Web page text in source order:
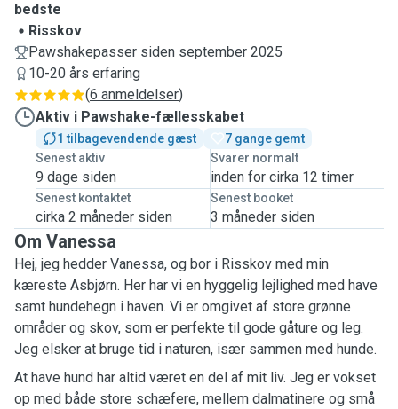
bedste
Risskov
Pawshakepasser siden september 2025
10-20 års erfaring
(6 anmeldelser)
Aktiv i Pawshake-fællesskabet
1 tilbagevendende gæst
7 gange gemt
Senest aktiv
9 dage siden
Svarer normalt
inden for cirka 12 timer
Senest kontaktet
cirka 2 måneder siden
Senest booket
3 måneder siden
Om Vanessa
Hej, jeg hedder Vanessa, og bor i Risskov med min
kæreste Asbjørn. Her har vi en hyggelig lejlighed med have
samt hundehegn i haven. Vi er omgivet af store grønne
områder og skov, som er perfekte til gode gåture og leg.
Jeg elsker at bruge tid i naturen, især sammen med hunde.
At have hund har altid været en del af mit liv. Jeg er vokset
op med både store schæfere, mellem dalmatinere og små